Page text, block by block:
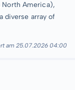
America),
diverse array of
am 25.07.2026 04:00